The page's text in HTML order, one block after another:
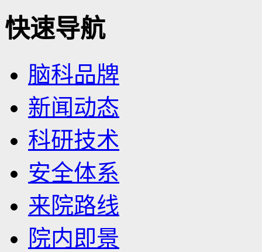
快速导航
脑科品牌
新闻动态
科研技术
安全体系
来院路线
院内即景